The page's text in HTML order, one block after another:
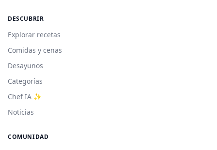
DESCUBRIR
Explorar recetas
Comidas y cenas
Desayunos
Categorías
Chef IA ✨
Noticias
COMUNIDAD